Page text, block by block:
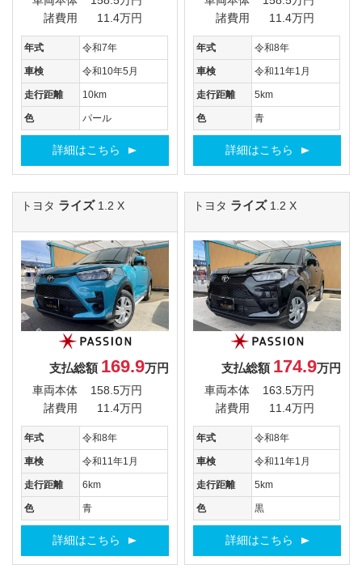
諸費用
11.4万円
年式 令和7年
車検 令和10年5月
走行距離 10km
色 パール
詳細はこちら
諸費用
11.4万円
年式 令和8年
車検 令和11年1月
走行距離 5km
色 青
詳細はこちら
トヨタ ライズ 1.2 X
支払総額 169.9万円
車両本体
158.5万円
諸費用
11.4万円
年式 令和8年
車検 令和11年1月
走行距離 6km
色 青
詳細はこちら
トヨタ ライズ 1.2 X
支払総額 174.9万円
車両本体
163.5万円
諸費用
11.4万円
年式 令和8年
車検 令和11年1月
走行距離 5km
色 黒
詳細はこちら